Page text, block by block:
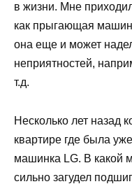
в жизни. Мне
как прыгающая
она еще и может
неприятностей,
т.д.
Несколько лет назад
квартире где была
машинка LG. В какой
сильно загудел